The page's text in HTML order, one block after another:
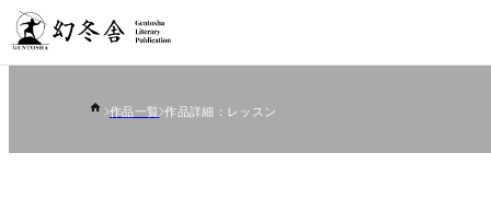
作品一覧 作品詳細：レッスン